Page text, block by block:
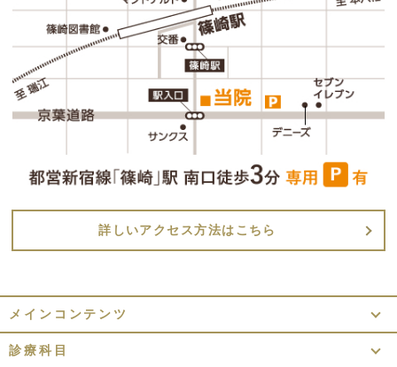
詳しいアクセス方法はこちら
メインコンテンツ
診療科目